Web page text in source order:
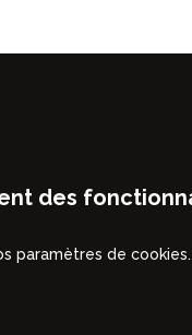
des
paramètres de